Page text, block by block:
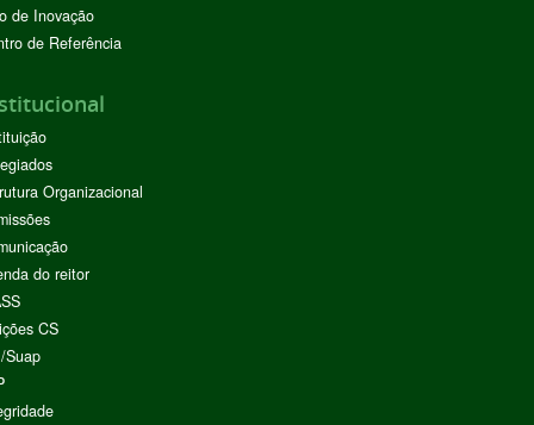
de Inovação
de Referência
Organizacional
do reitor
CS
Suap